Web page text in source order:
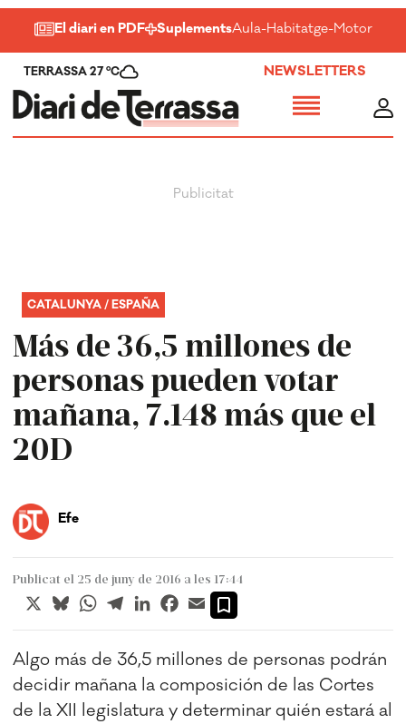
El diari en PDF SuplementsAula-Habitatge-Motor-
TERRASSA 27 ºC NEWSLETTERS
Más de 36,5 millones de
personas pueden votar
mañana, 7.148 más que el
20D
CATALUNYA / ESPAÑA
Efe
Publicat el 25 de juny de 2016 a les 17:44
X BlueskyWhatsApp
TelegramLinkedInFacebook
Email
Algo más de 36,5 millones de personas podrán
decidir mañana la composición de las Cortes
de la XII legislatura y determinar quién estará al